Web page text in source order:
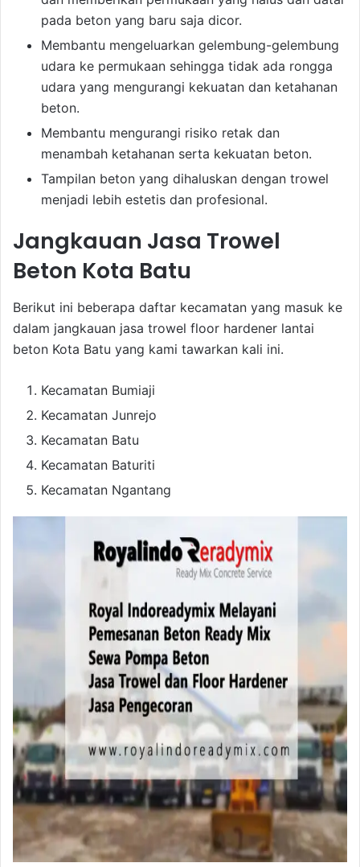
pada beton yang baru saja dicor.
Membantu mengeluarkan gelembung-gelembung
udara ke permukaan sehingga tidak ada rongga
udara yang mengurangi kekuatan dan ketahanan
beton.
Membantu mengurangi risiko retak dan
menambah ketahanan serta kekuatan beton.
Tampilan beton yang dihaluskan dengan trowel
menjadi lebih estetis dan profesional.
Jangkauan Jasa Trowel
Beton Kota Batu
Berikut ini beberapa daftar kecamatan yang masuk ke
dalam jangkauan jasa trowel floor hardener lantai
beton Kota Batu yang kami tawarkan kali ini.
Kecamatan Bumiaji
Kecamatan Junrejo
Kecamatan Batu
Kecamatan Baturiti
Kecamatan Ngantang